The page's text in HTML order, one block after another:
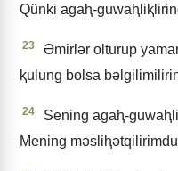
Qünki agaⱨ-
23
Əmirlǝr olturup
ⱪulung bolsa
24
Sening agaⱨ-
Mening